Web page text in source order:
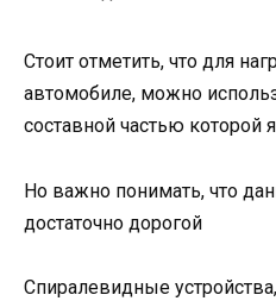
Стоит отметить, что для
автомобиле, можно
составной частью которой
Но важно понимать, что
достаточно дорогой
Спиралевидные